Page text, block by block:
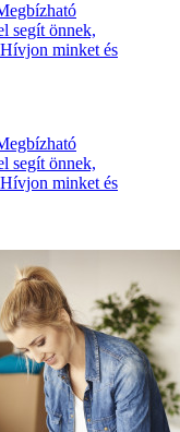
segít önnek,
minket és
segít önnek,
minket és